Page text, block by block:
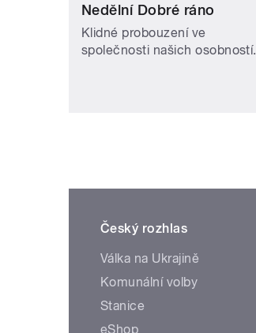
Nedělní Dobré ráno
Klidné probouzení ve
společnosti našich osobností.
Český rozhlas
Válka na Ukrajině
Komunální volby
Stanice
eShop